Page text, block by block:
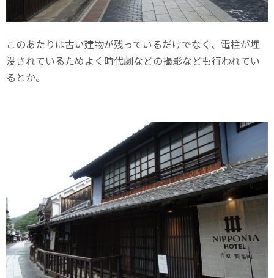
このあたりは古い建物が残っているだけでなく、電柱が埋
没されているためよく時代劇などの撮影なども行われてい
るとか。